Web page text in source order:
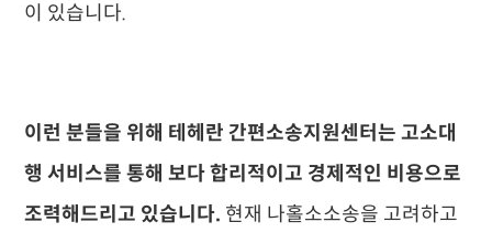
이 있습니다.
이런 분들을 위해 테헤란 간편소송지원센터는 고소대
행 서비스를 통해 보다 합리적이고 경제적인 비용으로
조력해드리고 있습니다. 현재 나홀소소송을 고려하고